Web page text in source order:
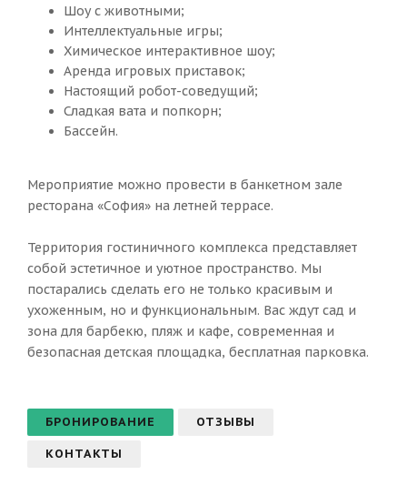
Шоу с животными;
Интеллектуальные игры;
Химическое интерактивное шоу;
Аренда игровых приставок;
Настоящий робот-соведущий;
Сладкая вата и попкорн;
Бассейн.
Мероприятие можно провести в банкетном зале
ресторана «София» на летней террасе.
Территория гостиничного комплекса представляет
собой эстетичное и уютное пространство. Мы
постарались сделать его не только красивым и
ухоженным, но и функциональным. Вас ждут сад и
зона для барбекю, пляж и кафе, современная и
безопасная детская площадка, бесплатная парковка.
БРОНИРОВАНИЕ ОТЗЫВЫ
КОНТАКТЫ